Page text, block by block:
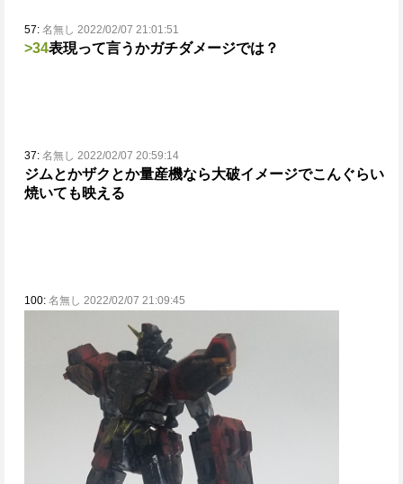
57: 名無し 2022/02/07 21:01:51
>34表現って言うかガチダメージでは？
37: 名無し 2022/02/07 20:59:14
ジムとかザクとか量産機なら大破イメージでこんぐらい
焼いても映える
100: 名無し 2022/02/07 21:09:45